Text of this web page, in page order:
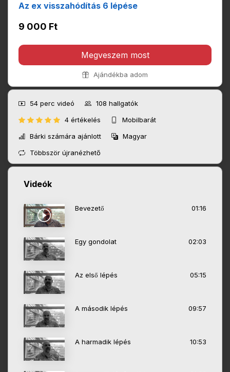
Az ex visszahódítás 6 lépése
9 000 Ft
Megveszem most
Ajándékba adom
54 perc videó 108 hallgatók
4 értékelés
Mobilbarát
Bárki számára ajánlott
Magyar
Többször újranézhető
Videók
Bevezető 01:16
Egy gondolat 02:03
Az első lépés 05:15
A második lépés 09:57
A harmadik lépés 10:53